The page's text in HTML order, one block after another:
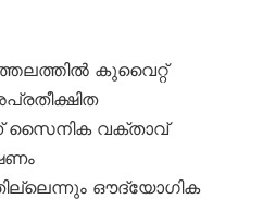
കുവൈറ്റ്
സൈനിക വക്താവ്
ഔദ്യോഗിക